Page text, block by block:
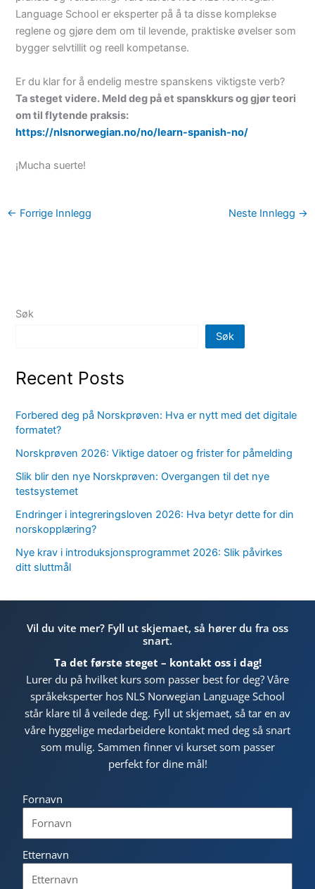
Language School er eksperter på å ta disse komplekse
reglene og gjøre dem om til levende, praktiske øvelser som
bygger selvtillit og reell kompetanse.
Er du klar for å endelig mestre spanskens viktigste verb?
Ta steget videre. Meld deg på et spanskkurs og gjør teori
om til flytende praksis:
https://nlsnorwegian.no/no/learn-spanish-no/
¡Mucha suerte!
← Forrige Innlegg Neste Innlegg →
Søk
Søk
Recent Posts
Forbered deg på Norskprøven: Hva er nytt med det digitale
formatet?
Norskprøven 2026: Viktige datoer og frister for påmelding
Slik blir den nye Norskprøven: Overgangen til det nye
testsystemet
Endringer i integreringsloven 2026: Hva betyr dette for din
norskopplæring?
Nye krav i introduksjonsprogrammet 2026: Slik påvirkes
ditt sluttmål
Vil du vite mer? Fyll ut skjemaet, så hører du fra oss
snart.
Ta det første steget – kontakt oss i dag!
Lurer du på hvilket kurs som passer best for deg? Våre
språkeksperter hos NLS Norwegian Language School
står klare til å veilede deg. Fyll ut skjemaet, så tar en av
våre hyggelige medarbeidere kontakt med deg så snart
som mulig. Sammen finner vi kurset som passer
perfekt for dine mål!
Fornavn
Etternavn